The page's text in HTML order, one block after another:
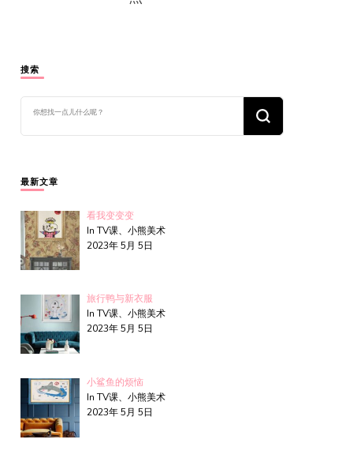
搜索
么
吗?
最新文章
看我变变变
In TV课、小熊美术
2023年 5月 5日
旅行鸭与新衣服
In TV课、小熊美术
2023年 5月 5日
小鲨鱼的烦恼
In TV课、小熊美术
2023年 5月 5日